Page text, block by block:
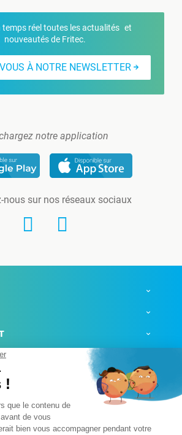
temps réel toutes les actualités et
nouveautés de Fritec.
À NOTRE NEWSLETTER
notre application
nous sur nos réseaux sociaux
Mentions légales